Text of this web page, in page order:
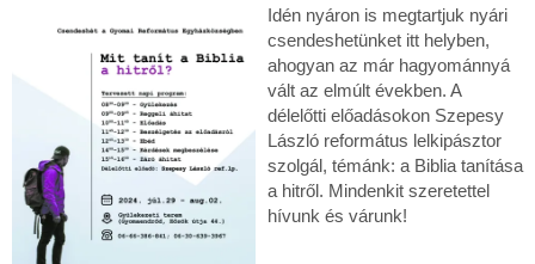
Idén nyáron is megtartjuk nyári
csendeshetünket itt helyben,
ahogyan az már hagyománnyá
vált az elmúlt években. A
délelőtti előadásokon Szepesy
László református lelkipásztor
szolgál, témánk: a Biblia tanítása
a hitről. Mindenkit szeretettel
hívunk és várunk!